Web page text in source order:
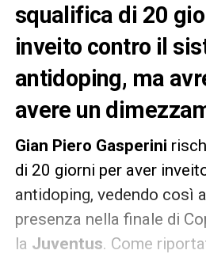
squalifica di 20
inveito contro il
antidoping, ma
avere un
Gian Piero Gasperini
di 20 giorni per aver
antidoping, vedendo così
presenza nella finale di
la Juventus. Come